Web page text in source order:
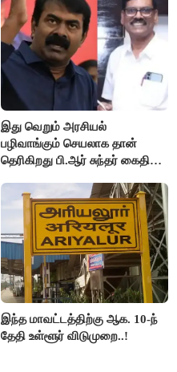
இது வெறும் அரசியல்
பழிவாங்கும் செயலாக தான்
தெரிகிறது பி.ஆர் சுந்தர் கைதிற்கு
இந்த மாவட்டத்திற்கு ஆக. 10-ந்
தேதி உள்ளூர் விடுமுறை..!